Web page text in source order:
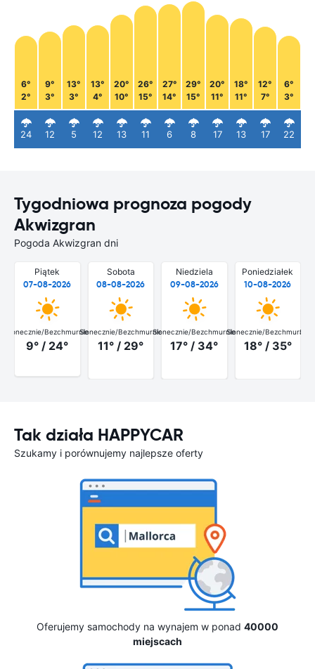
6°
2°
24
9°
3°
12
13°
3°
5
13°
4°
12
20°
10°
13
26°
15°
11
27°
14°
6
29°
15°
8
20°
11°
17
18°
11°
13
12°
7°
17
6°
3°
22
Tygodniowa prognoza pogody
Akwizgran
Pogoda Akwizgran dni
Piątek
07-08-2026
Słonecznie/Bezchmurnie
9° / 24°
Sobota
08-08-2026
Słonecznie/Bezchmurnie
11° / 29°
Niedziela
09-08-2026
Słonecznie/Bezchmurnie
17° / 34°
Poniedziałek
10-08-2026
Słonecznie/Bezchmurnie
18° / 35°
Tak działa HAPPYCAR
Szukamy i porównujemy najlepsze oferty
Oferujemy samochody na wynajem w ponad 40000
miejscach